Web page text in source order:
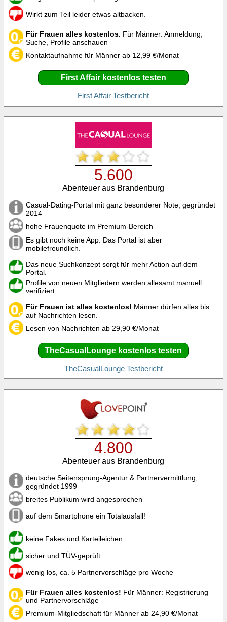
Wirkt zum Teil leider etwas altbacken.
Für Frauen alles kostenlos. Für Männer: Anmeldung,
Suche, Profile anschauen
Kontaktaufnahme für Männer ab 12,99 €/Monat
First Affair kostenlos testen
First Affair Testbericht
5.600
Abenteuer aus Brandenburg
Casual-Dating-Portal mit ganz besonderer Note, gegründet
2014
hohe Frauenquote im Premium-Bereich
Es gibt noch keine App. Das Portal ist aber
mobilefreundlich.
Das neue Suchkonzept sorgt für mehr Action auf dem
Portal.
Profile von neuen Mitgliedern werden allesamt manuell
verifiziert.
Für Frauen ist alles kostenlos! Männer dürfen alles bis
auf Nachrichten lesen.
Lesen von Nachrichten ab 29,90 €/Monat
TheCasualLounge kostenlos testen
TheCasualLounge Testbericht
4.800
Abenteuer aus Brandenburg
deutsche Seitensprung-Agentur & Partnervermittlung,
gegründet 1999
breites Publikum wird angesprochen
auf dem Smartphone ein Totalausfall!
keine Fakes und Karteileichen
sicher und TÜV-geprüft
wenig los, ca. 5 Partnervorschläge pro Woche
Für Frauen alles kostenlos! Für Männer: Registrierung
und Partnervorschläge
Premium-Mitgliedschaft für Männer ab 24,90 €/Monat